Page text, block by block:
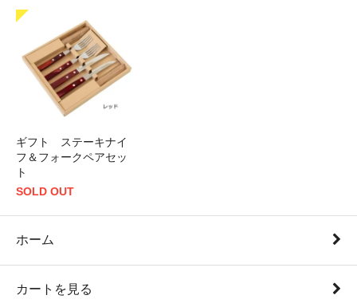
ギフト ステーキナイ
フ＆フォークペアセッ
ト
SOLD OUT
ホーム
カートを見る